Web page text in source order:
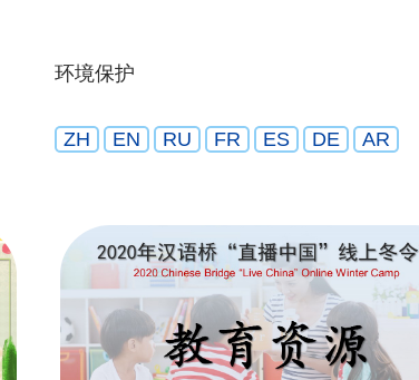
环境保护
ZH EN RU FR ES DE AR